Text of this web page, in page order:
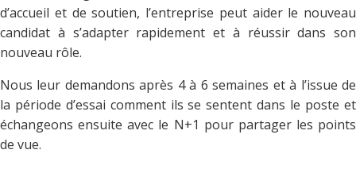
d’accueil et de soutien, l’entreprise peut aider le nouveau
candidat à s’adapter rapidement et à réussir dans son
nouveau rôle.
Nous leur demandons après 4 à 6 semaines et à l’issue de
la période d’essai comment ils se sentent dans le poste et
échangeons ensuite avec le N+1 pour partager les points
de vue.